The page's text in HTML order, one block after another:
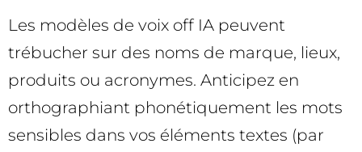
Les modèles de voix off IA peuvent
trébucher sur des noms de marque, lieux,
produits ou acronymes. Anticipez en
orthographiant phonétiquement les mots
sensibles dans vos éléments textes (par